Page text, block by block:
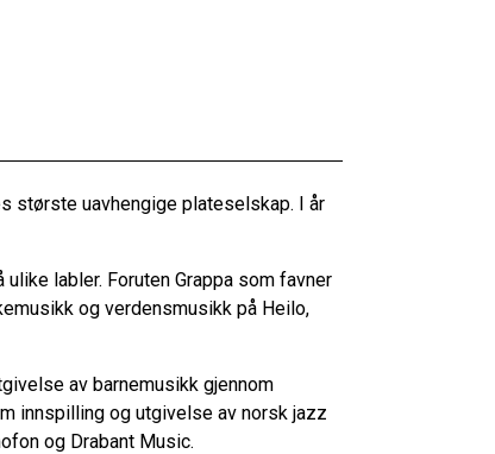
største uavhengige plateselskap. I år
labler. Foruten Grappa som favner
og verdensmusikk på Heilo,
av barnemusikk gjennom
innspilling og utgivelse av norsk jazz
og Drabant Music.